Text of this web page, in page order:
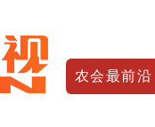
农会最前沿